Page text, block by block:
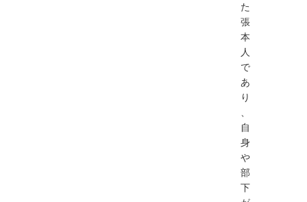
た
張
本
人
で
あ
り
、
自
身
や
部
下